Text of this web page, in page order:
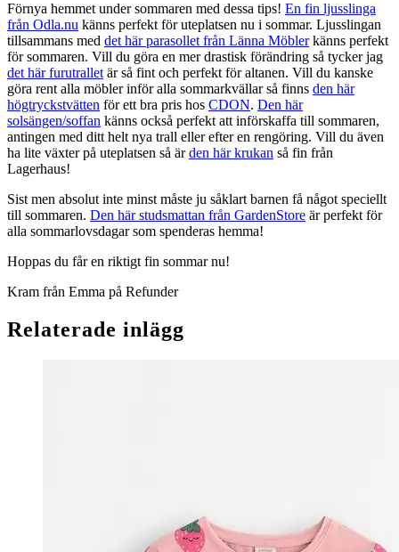
Förnya hemmet under sommaren med dessa tips! En fin ljusslinga
från Odla.nu känns perfekt för uteplatsen nu i sommar. Ljusslingan
tillsammans med det här parasollet från Länna Möblerkänns perfekt
för sommaren. Vill du göra en mer drastisk förändring så tycker jag
det här furutralletär så fint och perfekt för altanen. Vill du kanske
göra rent alla möbler inför alla sommarkvällar så finns den här
högtryckstvätten för ett bra pris hos CDON. Den här
solsängen/soffan känns också perfekt att införskaffa till sommaren,
antingen med ditt helt nya trall eller efter en rengöring. Vill du även
ha lite växter på uteplatsen så ärden här krukan så fin från
Lagerhaus!
Sist men absolut inte minst måste ju såklart barnen få något speciellt
till sommaren. Den här studsmattan från GardenStore är perfekt för
alla sommarlovsdagar som spenderas hemma!
Hoppas du får en riktigt fin sommar nu!
Kram från Emma på Refunder
Relaterade inlägg